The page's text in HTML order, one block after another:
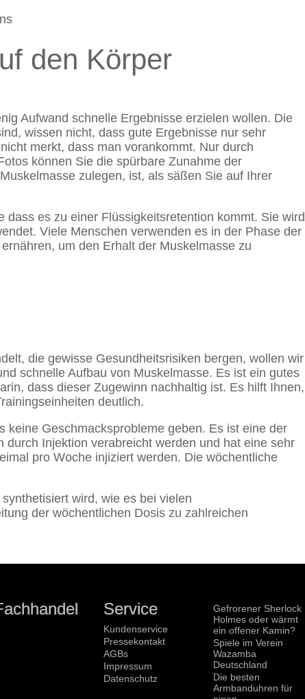
den Körper
Aufwand schnelle Ergebnisse erzielen wollen. Die
wissen nicht, dass gute Ergebnisse nur sehr
merkt, dass man vorankommt. Nur durch
können Sie die spürbare Zunahme der
zulegen, ist, als säßen Sie auf Ihrer
es zu einer Flüssigkeitsretention kommt. Sie wird
Viele Menschen verwenden es in der Phase der
um den Erhalt der Muskelmasse zu
die gewisse Gesundheitsrisiken bergen, wollen wir
schnelle Aufbau von Muskelmasse. Es ist ein gutes
dass dieser Zugewinn nachhaltig ist. Es hilft Ihnen,
deutlich.
keine Geschmacksprobleme geben. Es ist eine der
Injektion verabreicht werden und hat eine sehr
pro Woche injiziert werden. Die wöchentliche
wird, wie es bei vielen
der wöchentlichen Dosis zu zahlreichen
Service
Kundenservice
Pressekontakt
AGBs
Impressum
Datenschutz
Gefrorener Sherlock
Holmes oder wärmt
ein offener Kamin?
Spiele im Verein
Wazamba
Deutschland
Die besten
Armbanduhren für